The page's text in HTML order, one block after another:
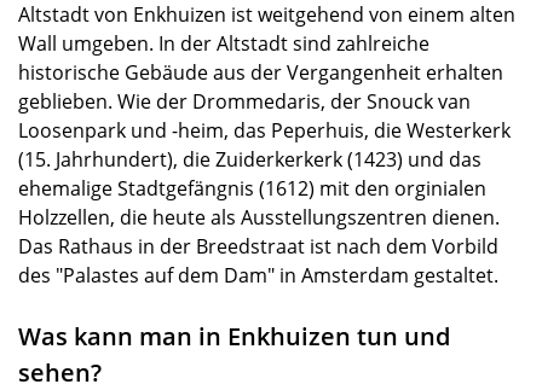
Altstadt von Enkhuizen ist weitgehend von einem alten
Wall umgeben. In der Altstadt sind zahlreiche
historische Gebäude aus der Vergangenheit erhalten
geblieben. Wie der Drommedaris, der Snouck van
Loosenpark und -heim, das Peperhuis, die Westerkerk
(15. Jahrhundert), die Zuiderkerkerk (1423) und das
ehemalige Stadtgefängnis (1612) mit den orginialen
Holzzellen, die heute als Ausstellungszentren dienen.
Das Rathaus in der Breedstraat ist nach dem Vorbild
des "Palastes auf dem Dam" in Amsterdam gestaltet.
Was kann man in Enkhuizen tun und
sehen?